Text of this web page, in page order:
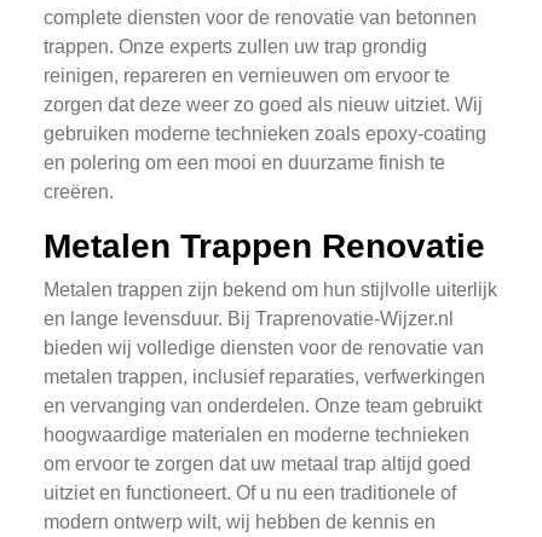
complete diensten voor de renovatie van betonnen
trappen. Onze experts zullen uw trap grondig
reinigen, repareren en vernieuwen om ervoor te
zorgen dat deze weer zo goed als nieuw uitziet. Wij
gebruiken moderne technieken zoals epoxy-coating
en polering om een mooi en duurzame finish te
creëren.
Metalen Trappen Renovatie
Metalen trappen zijn bekend om hun stijlvolle uiterlijk
en lange levensduur. Bij Traprenovatie-Wijzer.nl
bieden wij volledige diensten voor de renovatie van
metalen trappen, inclusief reparaties, verfwerkingen
en vervanging van onderdelen. Onze team gebruikt
hoogwaardige materialen en moderne technieken
om ervoor te zorgen dat uw metaal trap altijd goed
uitziet en functioneert. Of u nu een traditionele of
modern ontwerp wilt, wij hebben de kennis en